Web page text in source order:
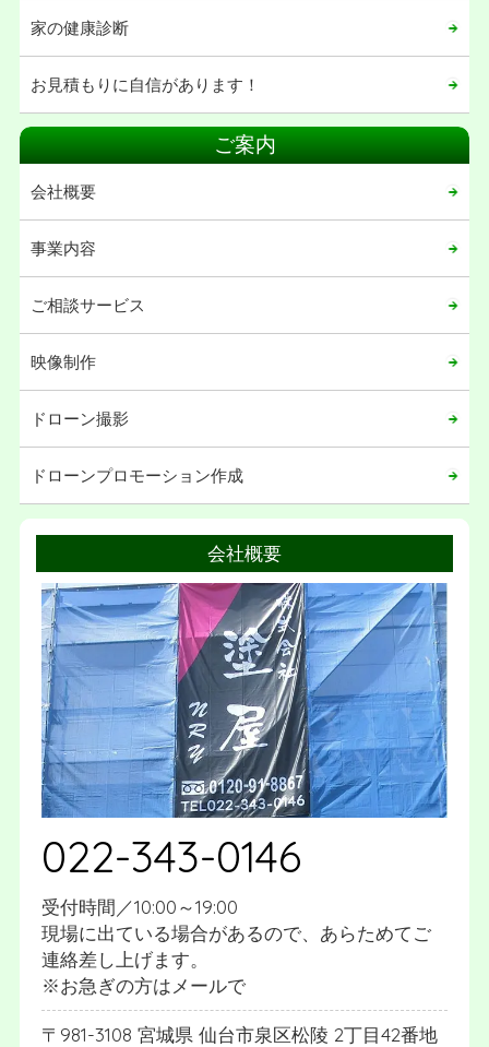
2021年01月
2020年12月
2020年11月
2020年08月
2020年05月
2020年04月
2020年03月
2020年02月
2020年01月
2019年12月
2019年11月
2019年02月
家の健康診断
お見積もりに自信があります！
ご案内
会社概要
事業内容
ご相談サービス
映像制作
ドローン撮影
ドローンプロモーション作成
会社概要
022-343-0146
受付時間／10:00～19:00
現場に出ている場合があるので、あらためてご
連絡差し上げます。
※お急ぎの方はメールで
981-3108 宮城県 仙台市泉区松陵 2丁目42番地